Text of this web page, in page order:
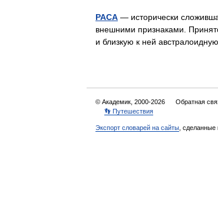
РАСА — исторически
внешними признаками.
и близкую к ней
© Академик, 2000-2026 Обратная
👣 Путешествия
Экспорт словарей на сайты , сделанные